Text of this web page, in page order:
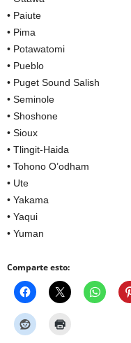
• Paiute
• Pima
• Potawatomi
• Pueblo
• Puget Sound Salish
• Seminole
• Shoshone
• Sioux
• Tlingit-Haida
• Tohono O’odham
• Ute
• Yakama
• Yaqui
• Yuman
Comparte esto: